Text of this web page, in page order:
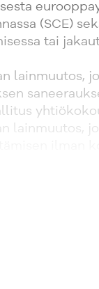
(SCE)
tai
lainmuutos,
lainmuutos,